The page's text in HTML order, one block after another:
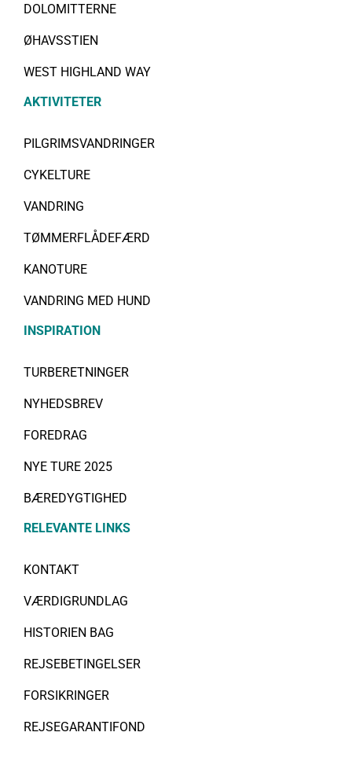
DOLOMITTERNE
ØHAVSSTIEN
WEST HIGHLAND WAY
AKTIVITETER
PILGRIMSVANDRINGER
CYKELTURE
VANDRING
TØMMERFLÅDEFÆRD
KANOTURE
VANDRING MED HUND
INSPIRATION
TURBERETNINGER
NYHEDSBREV
FOREDRAG
NYE TURE 2025
BÆREDYGTIGHED
RELEVANTE LINKS
KONTAKT
VÆRDIGRUNDLAG
HISTORIEN BAG
REJSEBETINGELSER
FORSIKRINGER
REJSEGARANTIFOND